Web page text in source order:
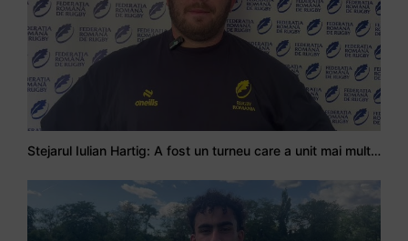
Stejarul Iulian Hartig: A fost un turneu care a unit mai mult echipa